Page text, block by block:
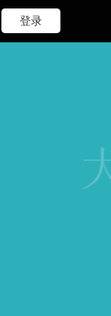
登录